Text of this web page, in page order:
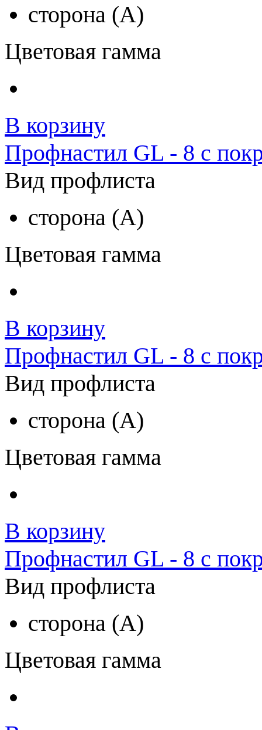
сторона (A)
Цветовая гамма
В корзину
Профнастил GL - 8 с
Вид профлиста
сторона (A)
Цветовая гамма
В корзину
Профнастил GL - 8 с
Вид профлиста
сторона (A)
Цветовая гамма
В корзину
Профнастил GL - 8 с
Вид профлиста
сторона (A)
Цветовая гамма